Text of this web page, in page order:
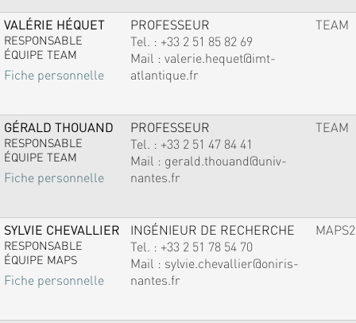
VALÉRIE HÉQUET
RESPONSABLE
ÉQUIPE TEAM
Fiche personnelle
PROFESSEUR
Tel. : +33 2 51 85 82 69
Mail : valerie.hequet@imt-
atlantique.fr
TEAM
GÉRALD THOUAND
RESPONSABLE
ÉQUIPE TEAM
Fiche personnelle
PROFESSEUR
Tel. : +33 2 51 47 84 41
Mail : gerald.thouand@univ-
nantes.fr
TEAM
SYLVIE CHEVALLIER
RESPONSABLE
ÉQUIPE MAPS
Fiche personnelle
INGÉNIEUR DE RECHERCHE
Tel. : +33 2 51 78 54 70
Mail : sylvie.chevallier@oniris-
nantes.fr
MAPS2